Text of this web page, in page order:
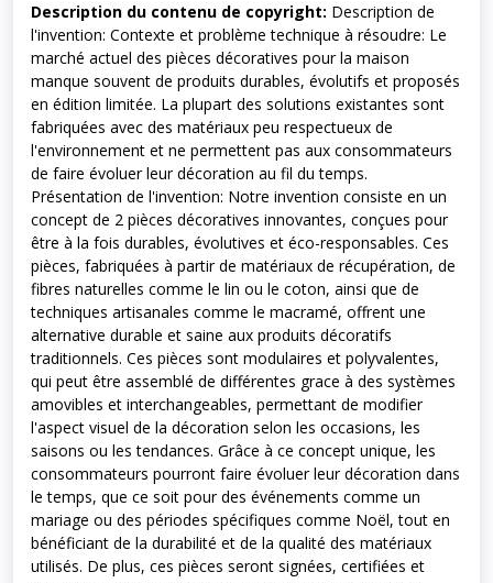
Description du contenu de copyright: Description de
l'invention: Contexte et problème technique à résoudre: Le
marché actuel des pièces décoratives pour la maison
manque souvent de produits durables, évolutifs et proposés
en édition limitée. La plupart des solutions existantes sont
fabriquées avec des matériaux peu respectueux de
l'environnement et ne permettent pas aux consommateurs
de faire évoluer leur décoration au fil du temps.
Présentation de l'invention: Notre invention consiste en un
concept de 2 pièces décoratives innovantes, conçues pour
être à la fois durables, évolutives et éco-responsables. Ces
pièces, fabriquées à partir de matériaux de récupération, de
fibres naturelles comme le lin ou le coton, ainsi que de
techniques artisanales comme le macramé, offrent une
alternative durable et saine aux produits décoratifs
traditionnels. Ces pièces sont modulaires et polyvalentes,
qui peut être assemblé de différentes grace à des systèmes
amovibles et interchangeables, permettant de modifier
l'aspect visuel de la décoration selon les occasions, les
saisons ou les tendances. Grâce à ce concept unique, les
consommateurs pourront faire évoluer leur décoration dans
le temps, que ce soit pour des événements comme un
mariage ou des périodes spécifiques comme Noël, tout en
bénéficiant de la durabilité et de la qualité des matériaux
utilisés. De plus, ces pièces seront signées, certifiées et